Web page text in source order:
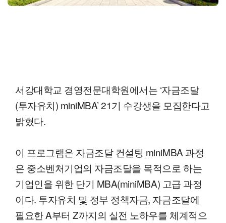
서강대학교 경영전문대학원에서는 ‘자금조달
(투자유치) miniMBA’ 21기 수강생을 모집한다고
밝혔다.
이 프로그램은 자금조달 컨설팅 miniMBA 과정
은 중소벤처기업의 자금조달을 목적으로 하는
기업인을 위한 단기 MBA(miniMBA) 고급 과정
이다. 투자유치 및 정부 정책자금, 자금조달에
필요한 A부터 Z까지의 실전 노하우를 체계적으